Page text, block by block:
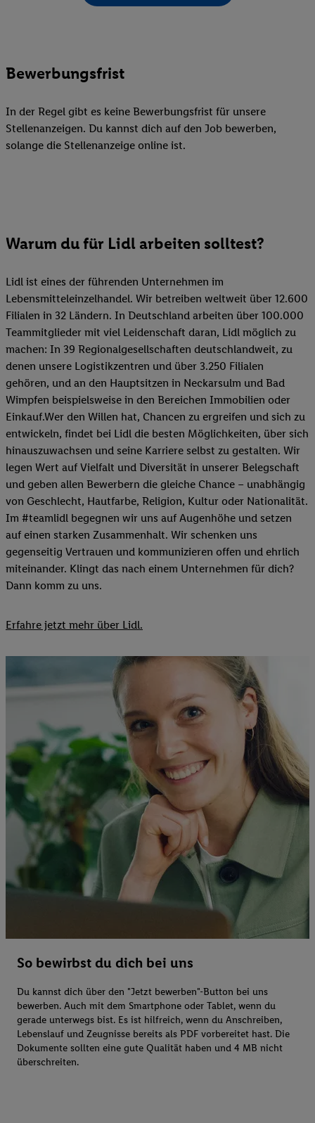
Bewerbungsfrist
In der Regel gibt es keine Bewerbungsfrist für unsere
Stellenanzeigen. Du kannst dich auf den Job bewerben,
solange die Stellenanzeige online ist.
Warum du für Lidl arbeiten solltest?
Lidl ist eines der führenden Unternehmen im
Lebensmitteleinzelhandel. Wir betreiben weltweit über 12.600
Filialen in 32 Ländern. In Deutschland arbeiten über 100.000
Teammitglieder mit viel Leidenschaft daran, Lidl möglich zu
machen: In 39 Regionalgesellschaften deutschlandweit, zu
denen unsere Logistikzentren und über 3.250 Filialen
gehören, und an den Hauptsitzen in Neckarsulm und Bad
Wimpfen beispielsweise in den Bereichen Immobilien oder
Einkauf.Wer den Willen hat, Chancen zu ergreifen und sich zu
entwickeln, findet bei Lidl die besten Möglichkeiten, über sich
hinauszuwachsen und seine Karriere selbst zu gestalten. Wir
legen Wert auf Vielfalt und Diversität in unserer Belegschaft
und geben allen Bewerbern die gleiche Chance – unabhängig
von Geschlecht, Hautfarbe, Religion, Kultur oder Nationalität.
Im #teamlidl begegnen wir uns auf Augenhöhe und setzen
auf einen starken Zusammenhalt. Wir schenken uns
gegenseitig Vertrauen und kommunizieren offen und ehrlich
miteinander. Klingt das nach einem Unternehmen für dich?
Dann komm zu uns.​
Erfahre jetzt mehr über Lidl.
So bewirbst du dich bei uns
Du kannst dich über den "Jetzt bewerben"-Button bei uns
bewerben. Auch mit dem Smartphone oder Tablet, wenn du
gerade unterwegs bist. Es ist hilfreich, wenn du Anschreiben,
Lebenslauf und Zeugnisse bereits als PDF vorbereitet hast. Die
Dokumente sollten eine gute Qualität haben und 4 MB nicht
überschreiten.